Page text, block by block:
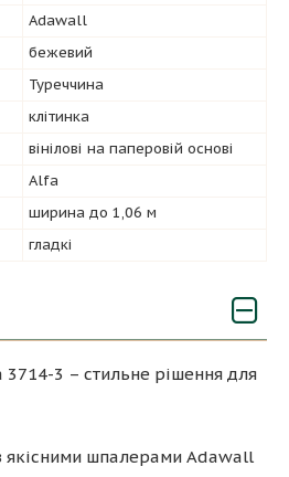
Adawall
бежевий
Туреччина
клітинка
вінілові на паперовій основі
Alfa
ширина до 1,06 м
гладкі
3 – стильне рішення для
якісними шпалерами Adawall